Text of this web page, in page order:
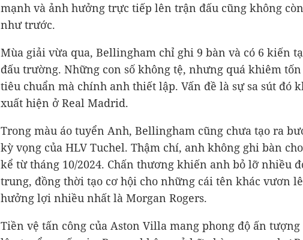
mạnh và ảnh hưởng trực tiếp lên trận đấu cũng không
như trước.
Mùa giải vừa qua, Bellingham chỉ ghi 9 bàn và có 6 kiến
đấu trường. Những con số không tệ, nhưng quá khiêm
tiêu chuẩn mà chính anh thiết lập. Vấn đề là sự sa sút đó
xuất hiện ở Real Madrid.
Trong màu áo tuyển Anh, Bellingham cũng chưa tạo ra
kỳ vọng của HLV Tuchel. Thậm chí, anh không ghi bàn
kể từ tháng 10/2024. Chấn thương khiến anh bỏ lỡ nhiều
trung, đồng thời tạo cơ hội cho những cái tên khác vươn
hưởng lợi nhiều nhất là Morgan Rogers.
Tiền vệ tấn công của Aston Villa mang phong độ ấn tượng